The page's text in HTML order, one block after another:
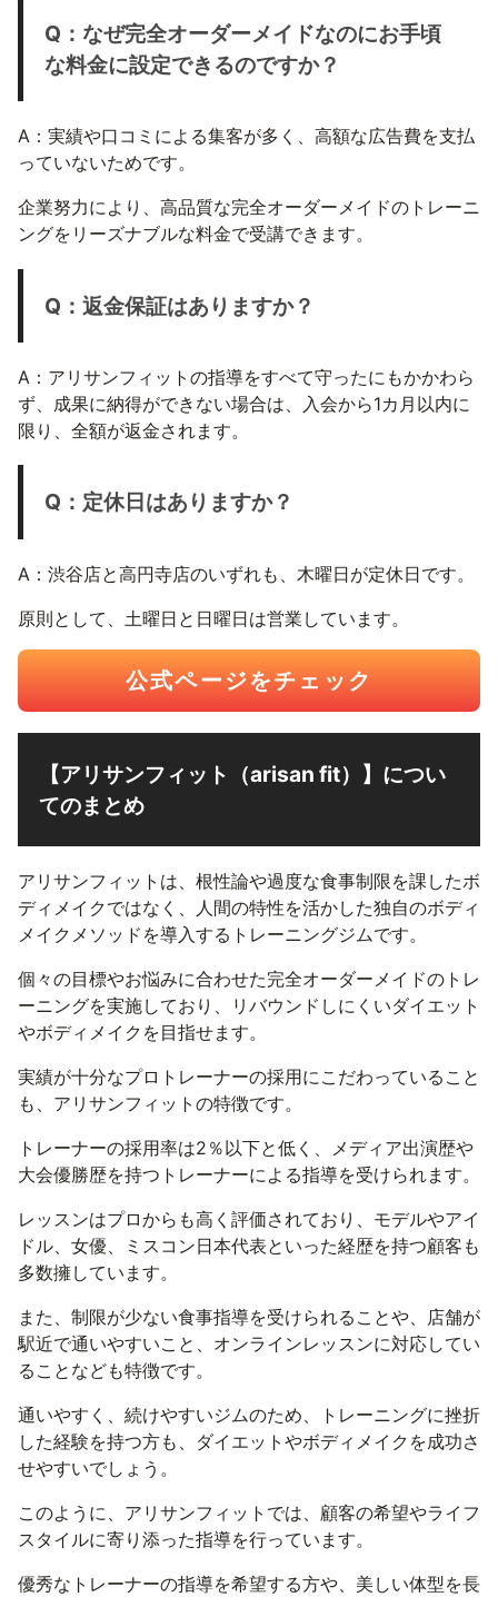
Q：なぜ完全オーダーメイドなのにお手頃
な料金に設定できるのですか？
A：実績や口コミによる集客が多く、高額な広告費を支払
っていないためです。
企業努力により、高品質な完全オーダーメイドのトレーニ
ングをリーズナブルな料金で受講できます。
Q：返金保証はありますか？
A：アリサンフィットの指導をすべて守ったにもかかわら
ず、成果に納得ができない場合は、入会から1カ月以内に
限り、全額が返金されます。
Q：定休日はありますか？
A：渋谷店と高円寺店のいずれも、木曜日が定休日です。
原則として、土曜日と日曜日は営業しています。
公式ページをチェック
【アリサンフィット（arisan fit）】につい
てのまとめ
アリサンフィットは、根性論や過度な食事制限を課したボ
ディメイクではなく、人間の特性を活かした独自のボディ
メイクメソッドを導入するトレーニングジムです。
個々の目標やお悩みに合わせた完全オーダーメイドのトレ
ーニングを実施しており、リバウンドしにくいダイエット
やボディメイクを目指せます。
実績が十分なプロトレーナーの採用にこだわっていること
も、アリサンフィットの特徴です。
トレーナーの採用率は2％以下と低く、メディア出演歴や
大会優勝歴を持つトレーナーによる指導を受けられます。
レッスンはプロからも高く評価されており、モデルやアイ
ドル、女優、ミスコン日本代表といった経歴を持つ顧客も
多数擁しています。
また、制限が少ない食事指導を受けられることや、店舗が
駅近で通いやすいこと、オンラインレッスンに対応してい
ることなども特徴です。
通いやすく、続けやすいジムのため、トレーニングに挫折
した経験を持つ方も、ダイエットやボディメイクを成功さ
せやすいでしょう。
このように、アリサンフィットでは、顧客の希望やライフ
スタイルに寄り添った指導を行っています。
優秀なトレーナーの指導を希望する方や、美しい体型を長